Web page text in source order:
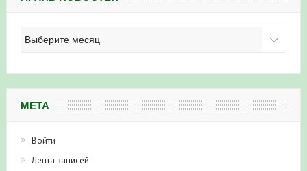
Архив
новостей
МЕТА
Войти
Лента записей